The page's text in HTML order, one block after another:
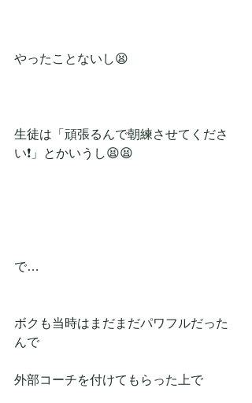
やったことないし😫
生徒は「頑張るんで朝練させてくださ
い❗」とかいうし😫😫
で…
ボクも当時はまだまだパワフルだった
んで
外部コーチを付けてもらった上で